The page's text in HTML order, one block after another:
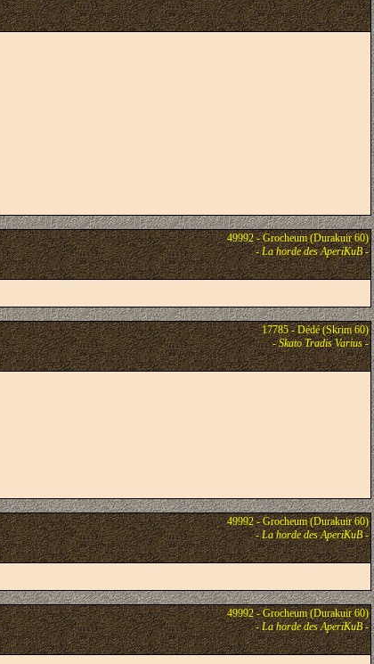
49992 - Grocheum (Durakuir 60)
-La horde des AperiKuB-
17785 - Dédé (Skrim 60)
-Skato Tradis Varius-
49992 - Grocheum (Durakuir 60)
-La horde des AperiKuB-
49992 - Grocheum (Durakuir 60)
-La horde des AperiKuB-